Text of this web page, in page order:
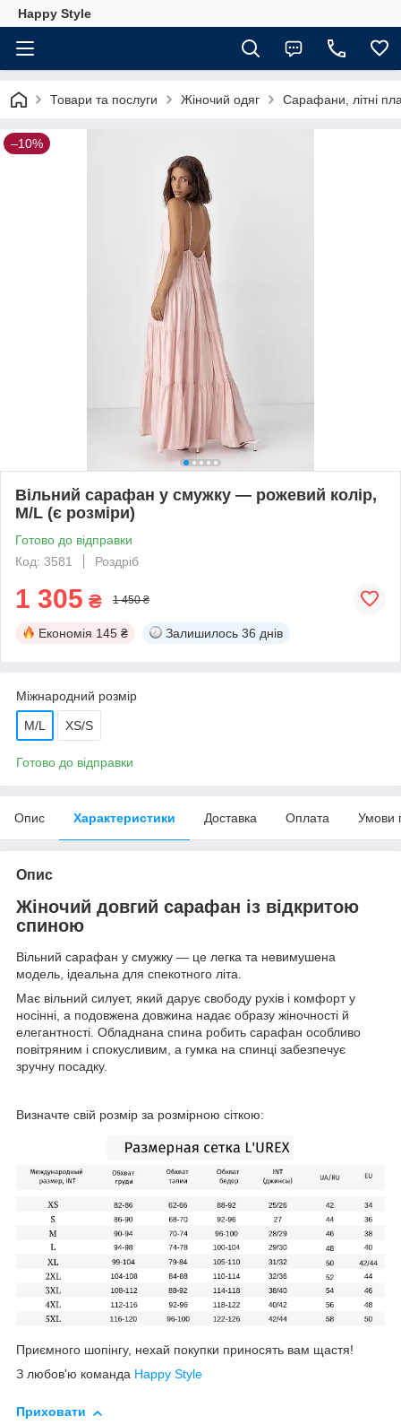
Happy Style
Товари та послуги Жіночий одяг Сарафани, літні
–10%
Вільний сарафан у смужку — рожевий колір,
M/L (є розміри)
Готово до відправки
Код: 3581
Роздріб
1 305 ₴ 1 450 ₴
Економія 145 ₴ Залишилось 36 днів
Міжнародний розмір
M/L XS/S
Готово до відправки
Опис Характеристики Доставка Оплата Умови
Опис
Жіночий довгий сарафан із відкритою
спиною
Вільний сарафан у смужку — це легка та невимушена
модель, ідеальна для спекотного літа.
Має вільний силует, який дарує свободу рухів і комфорт у
носінні, а подовжена довжина надає образу жіночності й
елегантності. Обладнана спина робить сарафан особливо
повітряним і спокусливим, а гумка на спинці забезпечує
зручну посадку.
Визначте свій розмір за розмірною сіткою:
Приємного шопінгу, нехай покупки приносять вам щастя!
З любов'ю команда Happy Style
Приховати